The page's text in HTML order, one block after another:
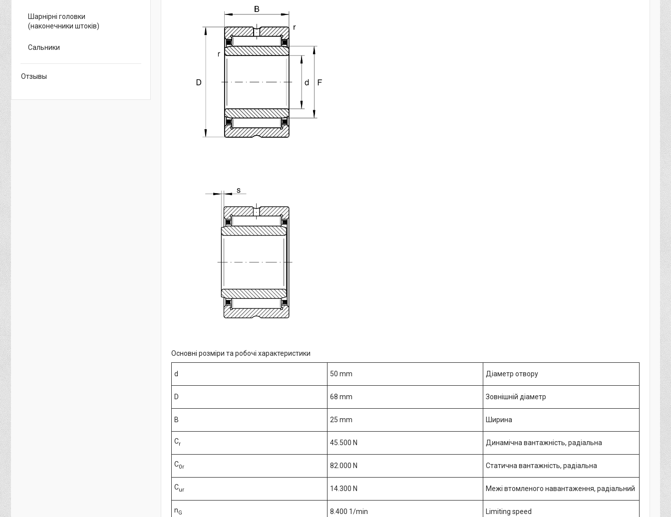
Основні розміри та робочі характеристики
d 50 mm Діаметр отвору
D 68 mm Зовнішній діаметр
B 25 mm Ширина
Cr 45.500 N Динамічна вантажність, радіальна
C0r 82.000 N Статична вантажність, радіальна
Cur 14.300 N Межі втомленого навантаження, радіальний
nG 8.400 1/min Limiting speed
Шарнірні головки
(наконечники штоків)
Сальники
Отзывы